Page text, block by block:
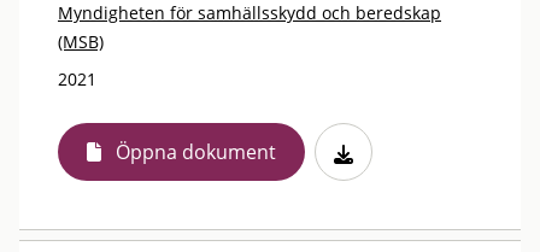
Myndigheten för samhällsskydd och beredskap
(MSB)
2021
Öppna dokument